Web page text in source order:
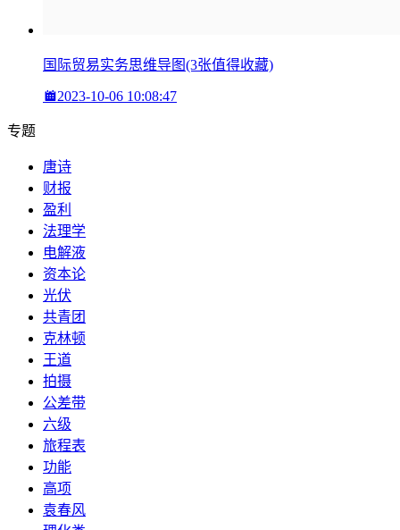
国际贸易实务思维导图(3张值得收藏)
2023-10-06 10:08:47
专题
唐诗
财报
盈利
法理学
电解液
资本论
光伏
共青团
克林顿
王道
拍摄
公差带
六级
旅程表
功能
高项
袁春风